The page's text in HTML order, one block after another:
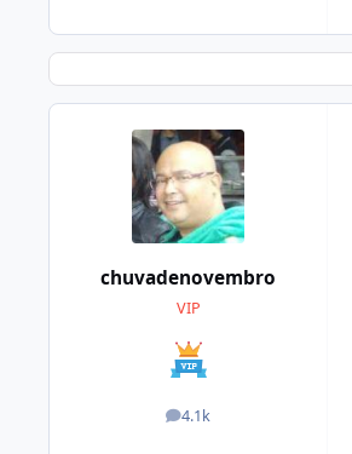
chuvadenovembro
VIP
4.1k
posts